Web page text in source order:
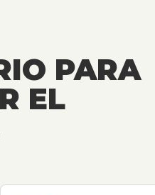
PARA
EL